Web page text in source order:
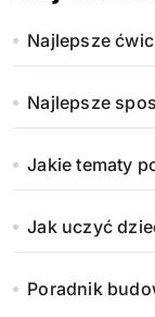
Najlepsze
Najlepsze
Jakie tematy
Jak uczyć
Poradnik